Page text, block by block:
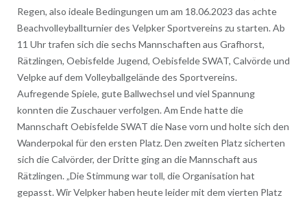
Regen, also ideale Bedingungen um am 18.06.2023 das achte
Beachvolleyballturnier des Velpker Sportvereins zu starten. Ab
11 Uhr trafen sich die sechs Mannschaften aus Grafhorst,
Rätzlingen, Oebisfelde Jugend, Oebisfelde SWAT, Calvörde und
Velpke auf dem Volleyballgelände des Sportvereins.
Aufregende Spiele, gute Ballwechsel und viel Spannung
konnten die Zuschauer verfolgen. Am Ende hatte die
Mannschaft Oebisfelde SWAT die Nase vorn und holte sich den
Wanderpokal für den ersten Platz. Den zweiten Platz sicherten
sich die Calvörder, der Dritte ging an die Mannschaft aus
Rätzlingen. „Die Stimmung war toll, die Organisation hat
gepasst. Wir Velpker haben heute leider mit dem vierten Platz